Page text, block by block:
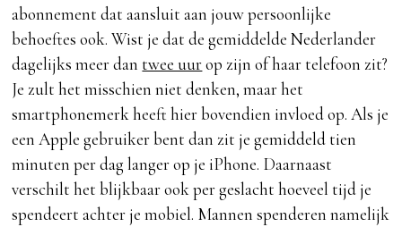
abonnement dat aansluit aan jouw persoonlijke
behoeftes ook. Wist je dat de gemiddelde Nederlander
dagelijks meer dan twee uurop zijn of haar telefoon zit?
Je zult het misschien niet denken, maar het
smartphonemerk heeft hier bovendien invloed op. Als je
een Apple gebruiker bent dan zit je gemiddeld tien
minuten per dag langer op je iPhone. Daarnaast
verschilt het blijkbaar ook per geslacht hoeveel tijd je
spendeert achter je mobiel. Mannen spenderen namelijk